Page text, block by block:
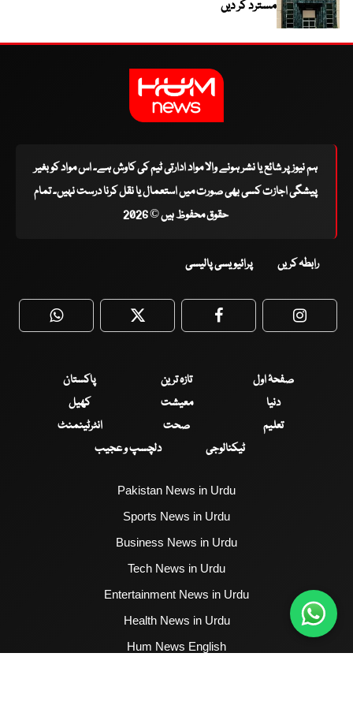
مسترد کر دیں
ہم نیوز پر شائع یا نشر ہونے والا مواد ادارتی ٹیم کی کاوش ہے۔ اس مواد کو بغیر
پیشگی اجازت کسی بھی صورت میں استعمال یا نقل کرنا درست نہیں۔ تمام
حقوق محفوظ ہیں © 2026
رابطہ کریں پرائیویسی پالیسی
WhatsApp Twitter Facebook
صفحۂ اول تازہ ترین
پاکستان
دنیا
معیشت
کھیل
تعلیم
صحت
انٹرٹینمنٹ
ٹیکنالوجی
دلچسپ و عجیب
Pakistan News in Urdu
Sports News in Urdu
Business News in Urdu
Tech News in Urdu
Entertainment News in Urdu
Health News in Urdu
Hum News English